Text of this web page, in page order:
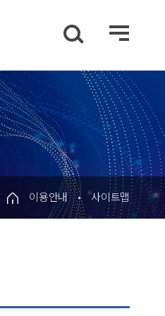
이용안내 사이트맵